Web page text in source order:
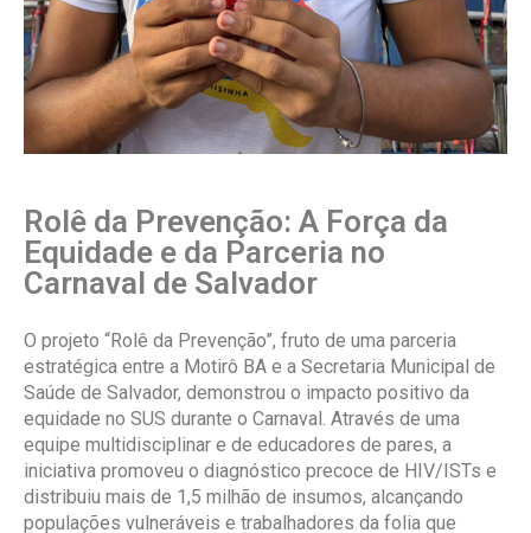
Rolê da Prevenção: A Força da
Equidade e da Parceria no
Carnaval de Salvador
O projeto “Rolê da Prevenção”, fruto de uma parceria
estratégica entre a Motirô BA e a Secretaria Municipal de
Saúde de Salvador, demonstrou o impacto positivo da
equidade no SUS durante o Carnaval. Através de uma
equipe multidisciplinar e de educadores de pares, a
iniciativa promoveu o diagnóstico precoce de HIV/ISTs e
distribuiu mais de 1,5 milhão de insumos, alcançando
populações vulneráveis e trabalhadores da folia que